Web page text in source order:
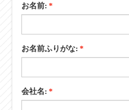
お名前: *
お名前ふりがな: *
会社名: *